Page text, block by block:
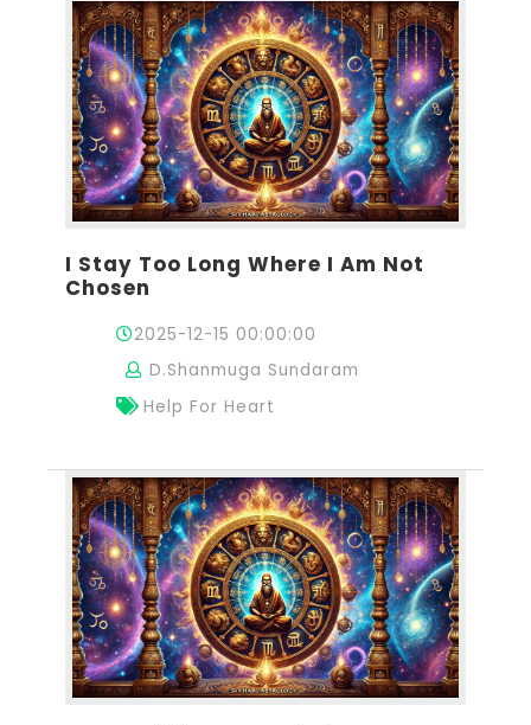
I Stay Too Long Where I Am Not
Chosen
2025-12-15 00:00:00
D.Shanmuga Sundaram
Help For Heart